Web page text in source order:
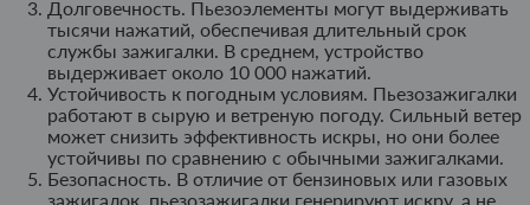
Долговечность. Пьезоэлементы могут выдерживать
тысячи нажатий, обеспечивая длительный срок
службы зажигалки. В среднем, устройство
выдерживает около 10 000 нажатий.
Устойчивость к погодным условиям. Пьезозажигалки
работают в сырую и ветреную погоду. Сильный ветер
может снизить эффективность искры, но они более
устойчивы по сравнению с обычными зажигалками.
Безопасность. В отличие от бензиновых или газовых
зажигалок, пьезозажигалки генерируют искру, а не